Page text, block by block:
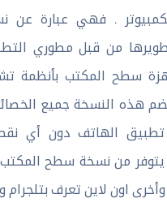
. فهي عبارة عن
من قبل مطوري
سطح المكتب بأنظمة
هذه النسخة جميع
تطبيق الهاتف دون أي
يتوفر من نسخة سطح
اون لاين تعرف بتلجرام